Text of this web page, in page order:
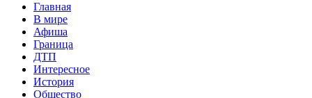
Главная
В мире
Афиша
Граница
ДТП
Интересное
История
Общество